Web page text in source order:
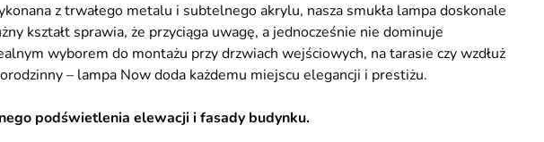
z trwałego metalu i subtelnego akrylu, nasza smukła lampa doskonale
kształt sprawia, że przyciąga uwagę, a jednocześnie nie dominuje
wyborem do montażu przy drzwiach wejściowych, na tarasie czy wzdłuż
– lampa Now doda każdemu miejscu elegancji i prestiżu.
podświetlenia elewacji i fasady budynku.